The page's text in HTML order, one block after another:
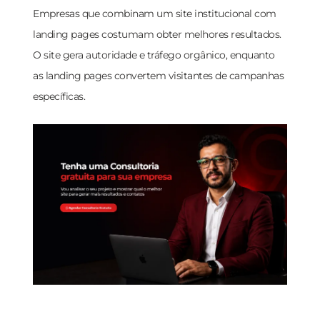
Empresas que combinam um site institucional com
landing pages costumam obter melhores resultados.
O site gera autoridade e tráfego orgânico, enquanto
as landing pages convertem visitantes de campanhas
específicas.